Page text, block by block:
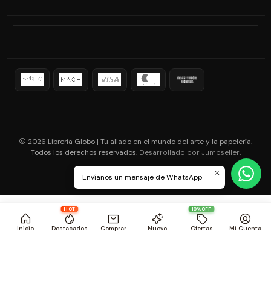
Inicio
HOT
Destacados Comprar Nuevo
10%OFF
Ofertas Mi Cuenta
2026 Libreria Globo | Tu aliado en el mundo del arte y la papelería.
Todos los derechos reservados. Desarrollado por Jumpseller.
Envíanos un mensaje de WhatsApp